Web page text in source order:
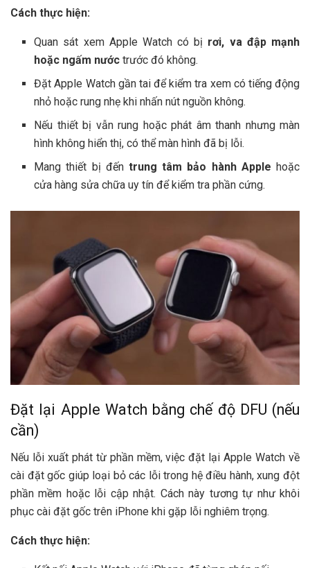
Cách thực hiện:
Quan sát xem Apple Watch có bị rơi, va đập mạnh
hoặc ngấm nước trước đó không.
Đặt Apple Watch gần tai để kiểm tra xem có tiếng động
nhỏ hoặc rung nhẹ khi nhấn nút nguồn không.
Nếu thiết bị vẫn rung hoặc phát âm thanh nhưng màn
hình không hiển thị, có thể màn hình đã bị lỗi.
Mang thiết bị đếntrung tâm bảo hành Apple hoặc
cửa hàng sửa chữa uy tín để kiểm tra phần cứng.
Đặt lại Apple Watch bằng chế độ DFU (nếu
cần)
Nếu lỗi xuất phát từ phần mềm, việc đặt lại Apple Watch về
cài đặt gốc giúp loại bỏ các lỗi trong hệ điều hành, xung đột
phần mềm hoặc lỗi cập nhật. Cách này tương tự như khôi
phục cài đặt gốc trên iPhone khi gặp lỗi nghiêm trọng.
Cách thực hiện: